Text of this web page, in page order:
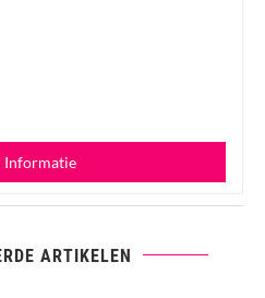
Informatie
ARTIKELEN